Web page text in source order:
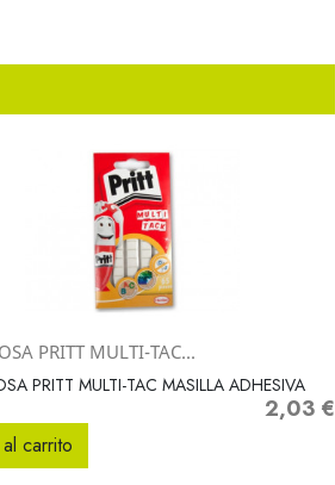
 Vista rápida
PRITT MULTI-TAC...
PRITT MULTI-TAC MASILLA ADHESIVA
Precio
2,03 €
carrito